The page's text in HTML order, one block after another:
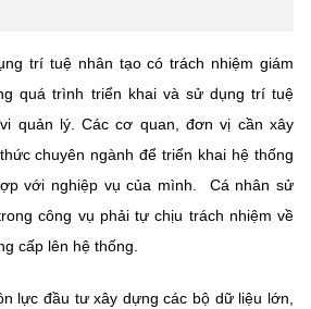
trí tuệ nhân tạo có trách nhiệm giám
quá trình triển khai và sử dụng trí tuệ
quản lý. Các cơ quan, đơn vị cần xây
chuyên ngành để triển khai hệ thống
với nghiệp vụ của mình. Cá nhân sử
công vụ phải tự chịu trách nhiệm về
cấp lên hệ thống.
lực đầu tư xây dựng các bộ dữ liệu lớn,